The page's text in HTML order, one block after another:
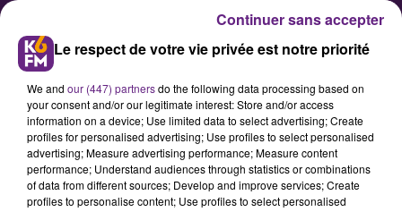
Côte-d'Or : plusieurs services de
la Préfecture déménagent à la
Le respect de votre vie privée est notre priorité
We and our (447) partnersdo the following data processing based on
your consent and/or our legitimate interest: Store and/or access
information on a device; Use limited data to select advertising; Create
profiles for personalised advertising; Use profiles to select personalised
advertising; Measure advertising performance; Measure content
performance; Understand audiences through statistics or combinations
of data from different sources; Develop and improve services; Create
profiles to personalise content; Use profiles to select personalised
Continuer sans accepter